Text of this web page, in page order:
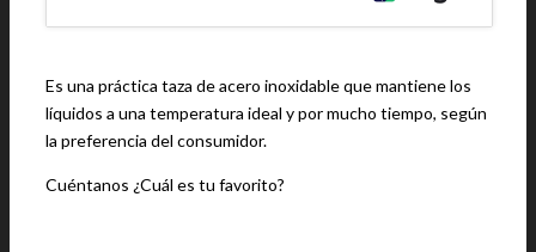
Es una práctica taza de acero inoxidable que mantiene los
líquidos a una temperatura ideal y por mucho tiempo, según
la preferencia del consumidor.
Cuéntanos ¿Cuál es tu favorito?